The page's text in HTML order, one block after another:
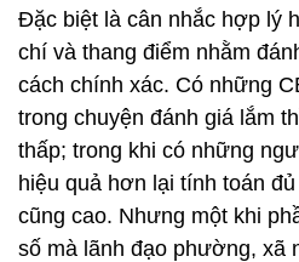
Đặc biệt là cân nhắc hợp lý
chí và thang điểm nhằm
cách chính xác. Có những
trong chuyện đánh giá lắm
thấp; trong khi có những
hiệu quả hơn lại tính toán
cũng cao. Nhưng một khi
số mà lãnh đạo phường, xã